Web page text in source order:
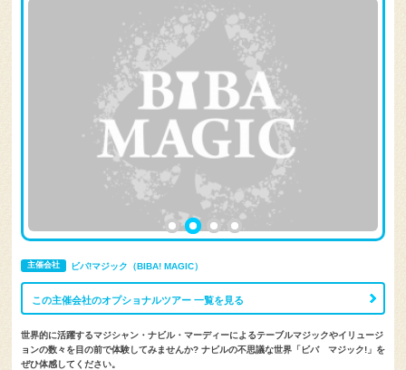
主催会社 ビバ!マジック（BIBA! MAGIC）
この主催会社のオプショナルツアー 一覧を見る
世界的に活躍するマジシャン・ナビル・マーディーによるテーブルマジックやイリュージ
ョンの数々を目の前で体験してみませんか? ナビルの不思議な世界「ビバ マジック!」を
ぜひ体感してください。